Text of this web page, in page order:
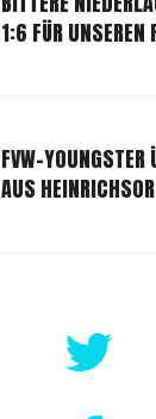
1:6 FÜR UNSEREN
FVW-YOUNGSTER
AUS